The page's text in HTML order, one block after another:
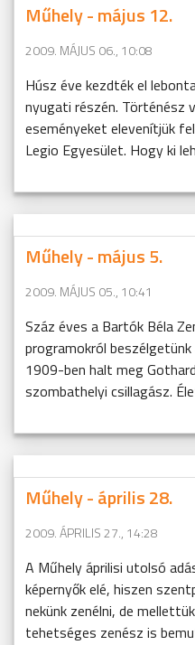
Műhely - május 12.
2009. MÁJUS 06., 10:08
Húsz éve kezdték el
nyugati részén. Történész
eseményeket elevenítjük
Legio Egyesület. Hogy ki
Műhely - május 5.
2009. MÁJUS 05., 10:41
Száz éves a Bartók Béla
programokról
1909-ben halt meg
szombathelyi csillagász.
Műhely - április 28.
2009. ÁPRILIS 27., 14:28
A Műhely áprilisi utolsó
képernyők elé, hiszen
nekünk zenélni, de
tehetséges zenész is